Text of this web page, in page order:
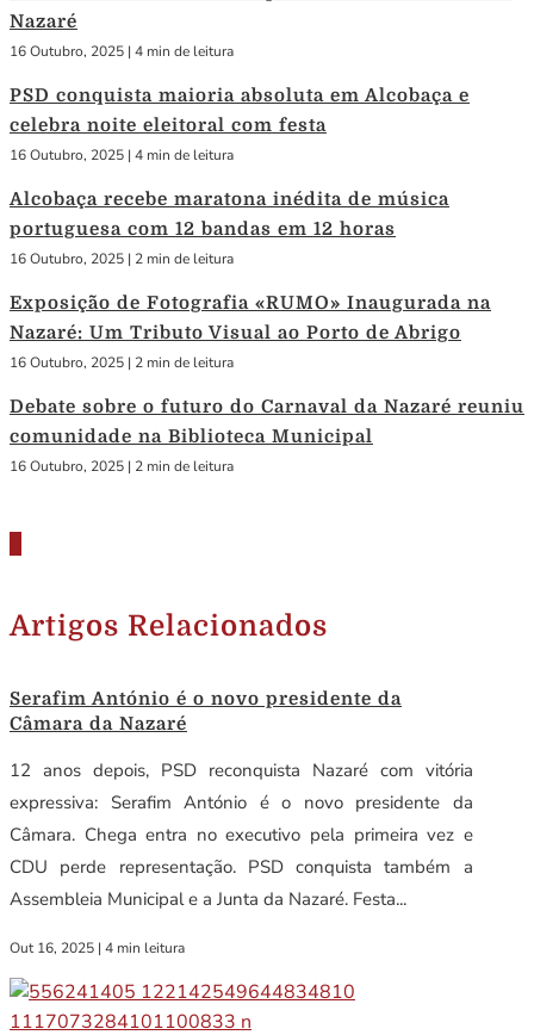
Nazaré
16 Outubro, 2025 | 4 min de leitura
PSD conquista maioria absoluta em Alcobaça e
celebra noite eleitoral com festa
16 Outubro, 2025 | 4 min de leitura
Alcobaça recebe maratona inédita de música
portuguesa com 12 bandas em 12 horas
16 Outubro, 2025 | 2 min de leitura
Exposição de Fotografia «RUMO» Inaugurada na
Nazaré: Um Tributo Visual ao Porto de Abrigo
16 Outubro, 2025 | 2 min de leitura
Debate sobre o futuro do Carnaval da Nazaré reuniu
comunidade na Biblioteca Municipal
16 Outubro, 2025 | 2 min de leitura
Artigos Relacionados
Serafim António é o novo presidente da
Câmara da Nazaré
12 anos depois, PSD reconquista Nazaré com vitória
expressiva: Serafim António é o novo presidente da
Câmara. Chega entra no executivo pela primeira vez e
CDU perde representação. PSD conquista também a
Assembleia Municipal e a Junta da Nazaré. Festa...
Out 16, 2025 | 4 min leitura